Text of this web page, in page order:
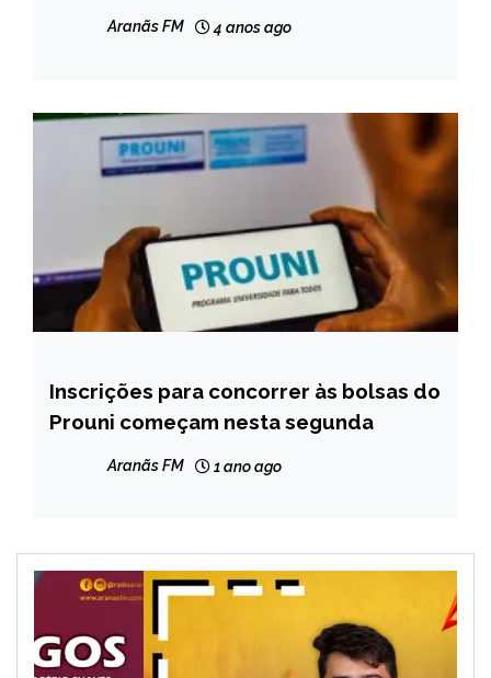
Aranãs FM 4 anos ago
BRASIL
NOTÍCIAS
Inscrições para concorrer às bolsas do
Prouni começam nesta segunda
Aranãs FM 1 ano ago